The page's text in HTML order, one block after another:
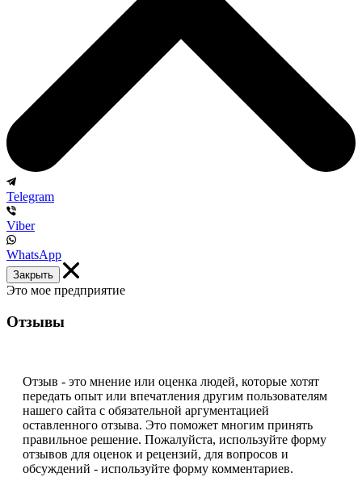
Telegram
Viber
WhatsApp
Закрыть
Это мое предприятие
Отзывы
Отзыв - это мнение или оценка людей, которые хотят
передать опыт или впечатления другим пользователям
нашего сайта с обязательной аргументацией
оставленного отзыва. Это поможет многим принять
правильное решение. Пожалуйста, используйте форму
отзывов для оценок и рецензий, для вопросов и
обсуждений - используйте форму комментариев.